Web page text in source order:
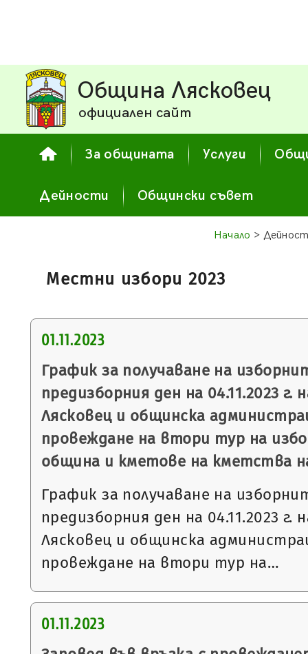
Община Лясковец
официален сайт
За общината Услуги
Дейности Общински съвет
Начало >
Местни избори 2023
01.11.2023
График за получаване на
предизборния ден на 04.11.2023
Лясковец и общинска
провеждане на втори тур на
община и кметове на кметства на
График за получаване на
предизборния ден на 04.11.2023
Лясковец и общинска
провеждане на втори тур на…
01.11.2023